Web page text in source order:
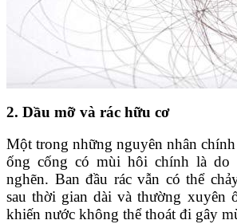
2. Dầu mỡ và rác hữu cơ
Một trong những nguyên nhân
ống cống có mùi hôi chính là do
nghẽn. Ban đầu rác vẫn có thể
sau thời gian dài và thường xuyên
khiến nước không thể thoát đi gây